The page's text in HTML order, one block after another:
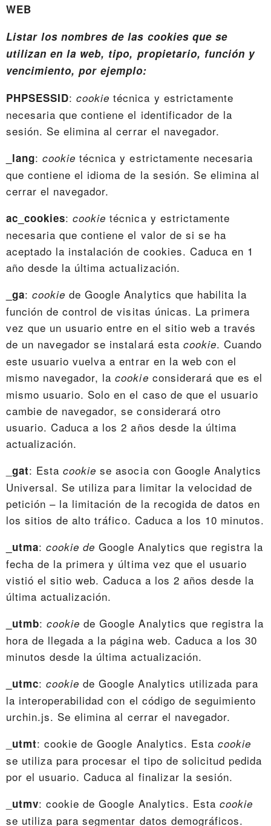
WEB
Listar los nombres de las cookies que se
utilizan en la web, tipo, propietario, función y
vencimiento, por ejemplo:
PHPSESSID:cookietécnica y estrictamente
necesaria que contiene el identificador de la
sesión. Se elimina al cerrar el navegador.
_lang:cookietécnica y estrictamente necesaria
que contiene el idioma de la sesión. Se elimina al
cerrar el navegador.
ac_cookies:cookietécnica y estrictamente
necesaria que contiene el valor de si se ha
aceptado la instalación de cookies. Caduca en 1
año desde la última actualización.
_ga:cookiede Google Analytics que habilita la
función de control de visitas únicas. La primera
vez que un usuario entre en el sitio web a través
de un navegador se instalará esta cookie. Cuando
este usuario vuelva a entrar en la web con el
mismo navegador, lacookie considerará que es el
mismo usuario. Solo en el caso de que el usuario
cambie de navegador, se considerará otro
usuario. Caduca a los 2 años desde la última
actualización.
_gat: Estacookiese asocia con Google Analytics
Universal. Se utiliza para limitar la velocidad de
petición – la limitación de la recogida de datos en
los sitios de alto tráfico. Caduca a los 10 minutos.
_utma:cookie deGoogle Analytics que registra la
fecha de la primera y última vez que el usuario
vistió el sitio web. Caduca a los 2 años desde la
última actualización.
_utmb:cookiede Google Analytics que registra la
hora de llegada a la página web. Caduca a los 30
minutos desde la última actualización.
_utmc:cookiede Google Analytics utilizada para
la interoperabilidad con el código de seguimiento
urchin.js. Se elimina al cerrar el navegador.
utmt: cookie de Google Analytics. Esta cookie
se utiliza para procesar el tipo de solicitud pedida
por el usuario. Caduca al finalizar la sesión.
utmv: cookie de Google Analytics. Esta cookie
se utiliza para segmentar datos demográficos.